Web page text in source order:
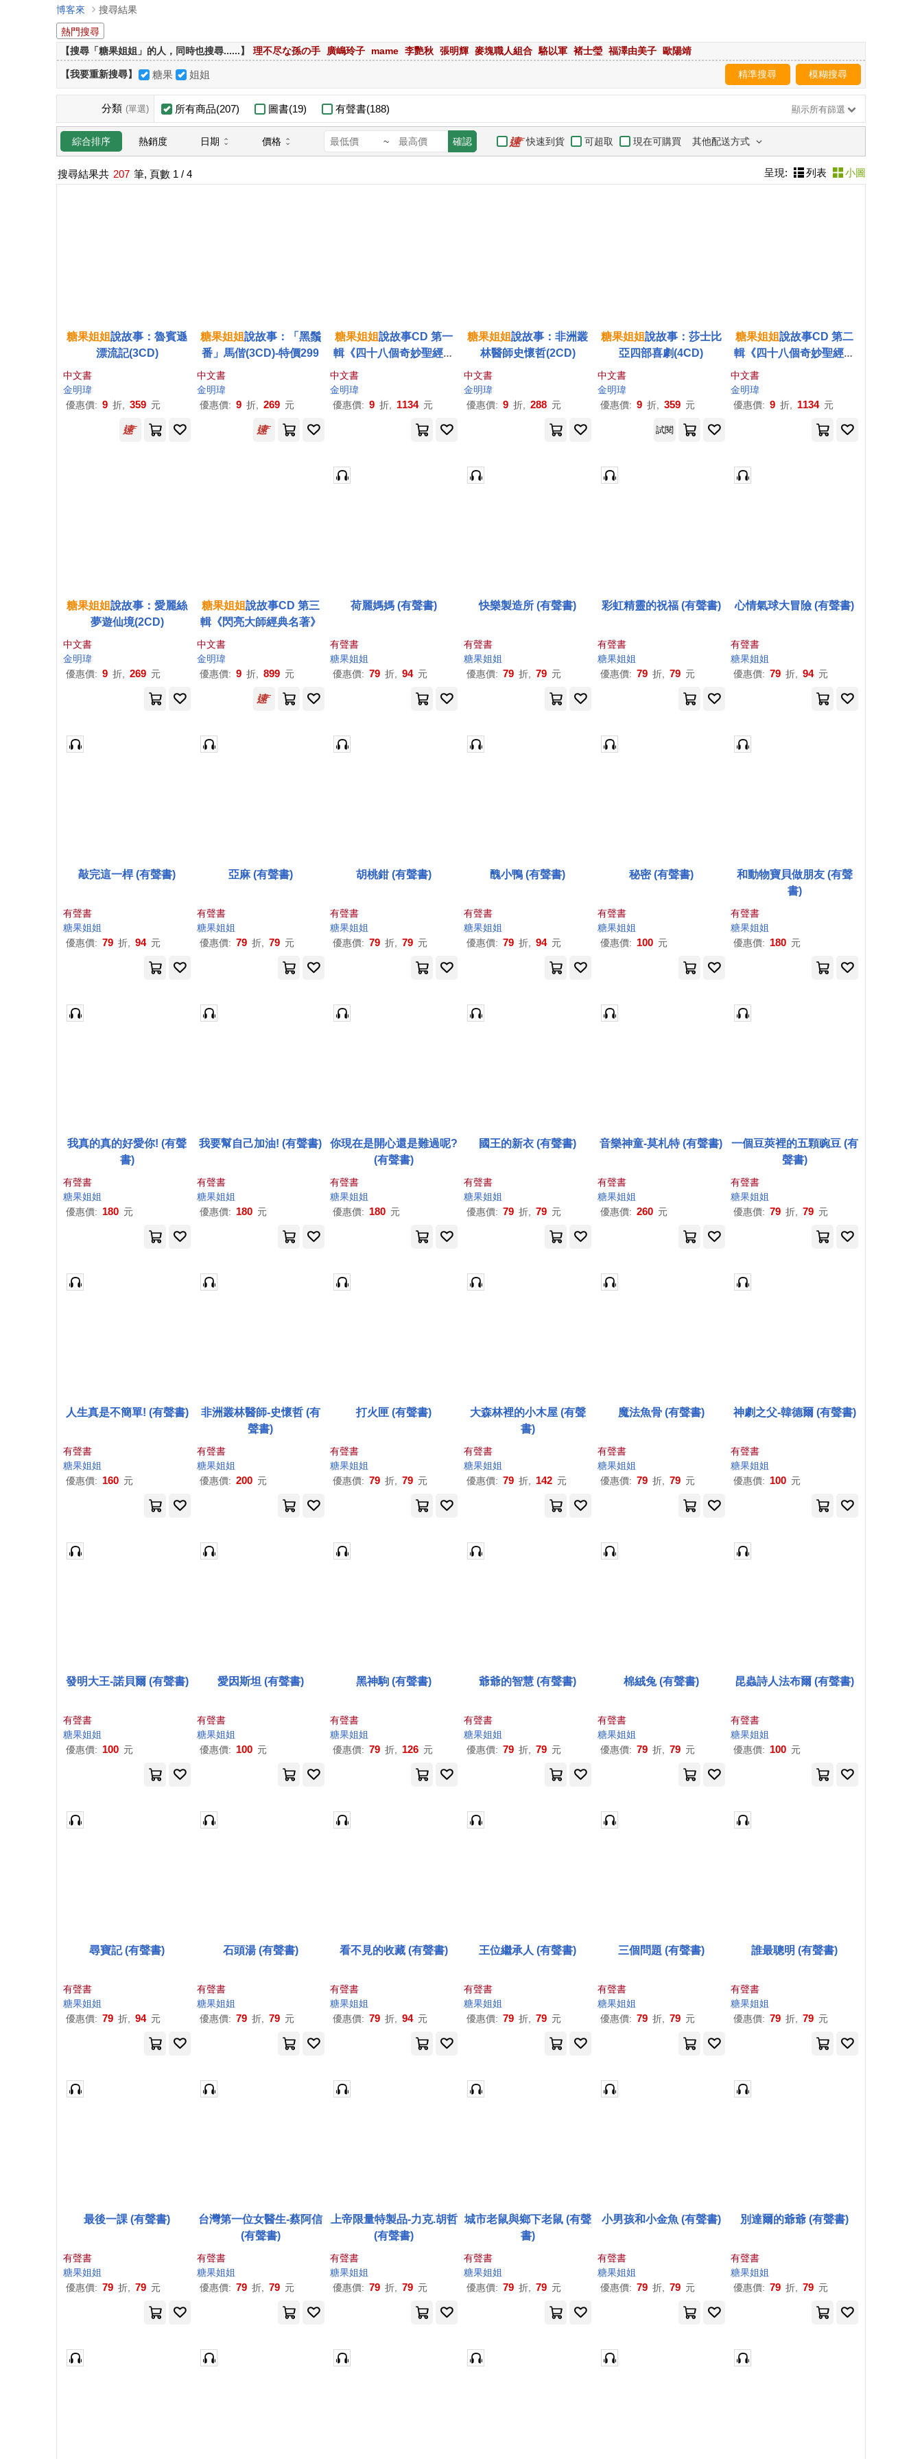
博客來
搜尋結果
熱門搜尋
【搜尋「糖果姐姐」的人，同時也搜尋......】
理不尽な孫の手 廣嶋玲子 mame 李艷秋 張明輝 麥塊職人組合 駱以軍 褚士瑩 福澤由美子 歐陽靖
【我要重新搜尋】 糖果 姐姐 精準搜尋 模糊搜尋
分類 (單選) 所有商品(207) 圖書(19) 有聲書(188) 顯示所有篩選
綜合排序 熱銷度 日期 價格 ~ 確認 快速到貨 可超取 現在可購買 其他配送方式
搜尋結果共 207 筆, 頁數 1 / 4 呈現: 列表 小圖
糖果姐姐說故事：魯賓遜
漂流記(3CD)
中文書
金明瑋
優惠價: 9 折, 359 元
糖果姐姐說故事：「黑鬚
番」馬偕(3CD)-特價299
中文書
金明瑋
優惠價: 9 折, 269 元
糖果姐姐說故事CD 第一
輯《四十八個奇妙聖經劇
中文書
金明瑋
優惠價: 9 折, 1134 元
糖果姐姐說故事：非洲叢
林醫師史懷哲(2CD)
中文書
金明瑋
優惠價: 9 折, 288 元
糖果姐姐說故事：莎士比
亞四部喜劇(4CD)
中文書
金明瑋
優惠價: 9 折, 359 元
糖果姐姐說故事CD 第二
輯《四十八個奇妙聖經劇
中文書
金明瑋
優惠價: 9 折, 1134 元
試閱
糖果姐姐說故事：愛麗絲
夢遊仙境(2CD)
中文書
金明瑋
優惠價: 9 折, 269 元
糖果姐姐說故事CD 第三
輯《閃亮大師經典名著》
中文書
金明瑋
優惠價: 9 折, 899 元
荷麗媽媽 (有聲書)
有聲書
糖果姐姐
優惠價: 79 折, 94 元
快樂製造所 (有聲書)
有聲書
糖果姐姐
優惠價: 79 折, 79 元
彩虹精靈的祝福 (有聲書)
有聲書
糖果姐姐
優惠價: 79 折, 79 元
心情氣球大冒險 (有聲書)
有聲書
糖果姐姐
優惠價: 79 折, 94 元
敲完這一桿 (有聲書)
有聲書
糖果姐姐
優惠價: 79 折, 94 元
亞麻 (有聲書)
有聲書
糖果姐姐
優惠價: 79 折, 79 元
胡桃鉗 (有聲書)
有聲書
糖果姐姐
優惠價: 79 折, 79 元
醜小鴨 (有聲書)
有聲書
糖果姐姐
優惠價: 79 折, 94 元
秘密 (有聲書)
有聲書
糖果姐姐
優惠價: 100 元
和動物寶貝做朋友 (有聲
書)
有聲書
糖果姐姐
優惠價: 180 元
我真的真的好愛你! (有聲
書)
有聲書
糖果姐姐
優惠價: 180 元
我要幫自己加油! (有聲書)
有聲書
糖果姐姐
優惠價: 180 元
你現在是開心還是難過呢?
(有聲書)
有聲書
糖果姐姐
優惠價: 180 元
國王的新衣 (有聲書)
有聲書
糖果姐姐
優惠價: 79 折, 79 元
音樂神童-莫札特 (有聲書)
有聲書
糖果姐姐
優惠價: 260 元
一個豆莢裡的五顆豌豆 (有
聲書)
有聲書
糖果姐姐
優惠價: 79 折, 79 元
人生真是不簡單! (有聲書)
有聲書
糖果姐姐
優惠價: 160 元
非洲叢林醫師-史懷哲 (有
聲書)
有聲書
糖果姐姐
優惠價: 200 元
打火匣 (有聲書)
有聲書
糖果姐姐
優惠價: 79 折, 79 元
大森林裡的小木屋 (有聲
書)
有聲書
糖果姐姐
優惠價: 79 折, 142 元
魔法魚骨 (有聲書)
有聲書
糖果姐姐
優惠價: 79 折, 79 元
神劇之父-韓德爾 (有聲書)
有聲書
糖果姐姐
優惠價: 100 元
發明大王-諾貝爾 (有聲書)
有聲書
糖果姐姐
優惠價: 100 元
愛因斯坦 (有聲書)
有聲書
糖果姐姐
優惠價: 100 元
黑神駒 (有聲書)
有聲書
糖果姐姐
優惠價: 79 折, 126 元
爺爺的智慧 (有聲書)
有聲書
糖果姐姐
優惠價: 79 折, 79 元
棉絨兔 (有聲書)
有聲書
糖果姐姐
優惠價: 79 折, 79 元
昆蟲詩人法布爾 (有聲書)
有聲書
糖果姐姐
優惠價: 100 元
尋寶記 (有聲書)
有聲書
糖果姐姐
優惠價: 79 折, 94 元
石頭湯 (有聲書)
有聲書
糖果姐姐
優惠價: 79 折, 79 元
看不見的收藏 (有聲書)
有聲書
糖果姐姐
優惠價: 79 折, 94 元
王位繼承人 (有聲書)
有聲書
糖果姐姐
優惠價: 79 折, 79 元
三個問題 (有聲書)
有聲書
糖果姐姐
優惠價: 79 折, 79 元
誰最聰明 (有聲書)
有聲書
糖果姐姐
優惠價: 79 折, 79 元
最後一課 (有聲書)
有聲書
糖果姐姐
優惠價: 79 折, 79 元
台灣第一位女醫生-蔡阿信
(有聲書)
有聲書
糖果姐姐
優惠價: 79 折, 79 元
上帝限量特製品-力克.胡哲
(有聲書)
有聲書
糖果姐姐
優惠價: 79 折, 79 元
城市老鼠與鄉下老鼠 (有聲
書)
有聲書
糖果姐姐
優惠價: 79 折, 79 元
小男孩和小金魚 (有聲書)
有聲書
糖果姐姐
優惠價: 79 折, 79 元
別達爾的爺爺 (有聲書)
有聲書
糖果姐姐
優惠價: 79 折, 79 元